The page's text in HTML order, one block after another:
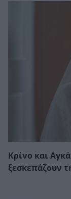
Κρίνο και
ξεσκεπάζουν